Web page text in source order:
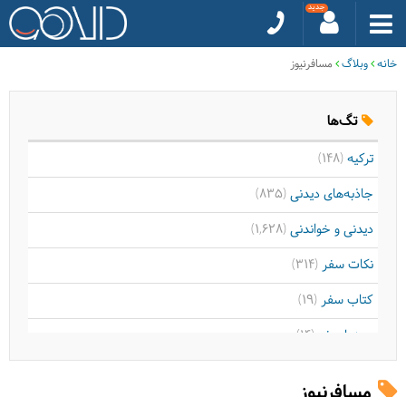
خانه وبلاگ مسافرنیوز
تگ‌ها
ترکیه(148)
جاذبه‌های دیدنی(835)
دیدنی و خواندنی(1,628)
نکات سفر(314)
کتاب سفر(19)
سینما سفر (14)